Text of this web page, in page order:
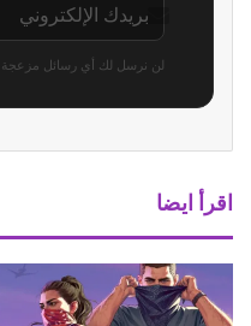
لن نرسل لك أي رسائل مزعجة
اقرأ ايضا